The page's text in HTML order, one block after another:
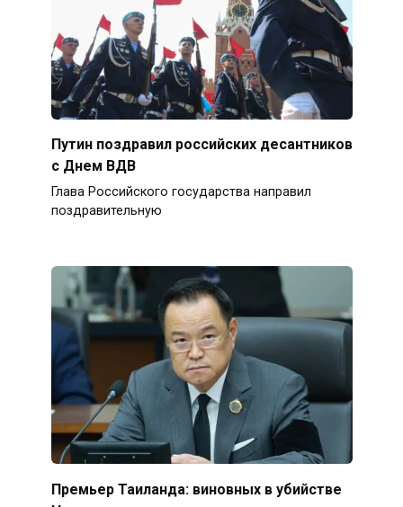
Путин поздравил российских десантников
с Днем ВДВ
Глава Российского государства направил
поздравительную
Премьер Таиланда: виновных в убийстве